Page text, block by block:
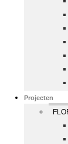
Projecten